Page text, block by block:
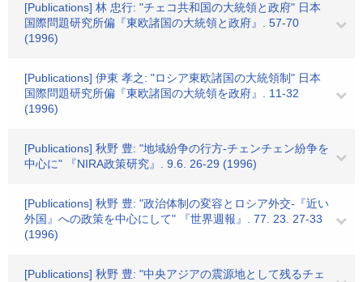
[Publications] 林 忠行: "チェコ共和国の大統領と政府" 日本
国際問題研究所偏『東欧諸国の大統領と政府』. 57-70
(1996)
[Publications] 伊東 孝之: "ロシア東欧諸国の大統領制" 日本
国際問題研究所偏『東欧諸国の大統領を政府』. 11-32
(1996)
[Publications] 秋野 豊: "地域紛争の行方-チェンチェン紛争を
中心に" 『NIRA政策研究』. 9.6. 26-29 (1996)
[Publications] 秋野 豊: "政治体制の変容とロシア外交-『近い
外国』への政策を中心にして" 『世界週報』. 77. 23. 27-33
(1996)
[Publications] 秋野 豊: "中央アジアの震源地として残るチェ